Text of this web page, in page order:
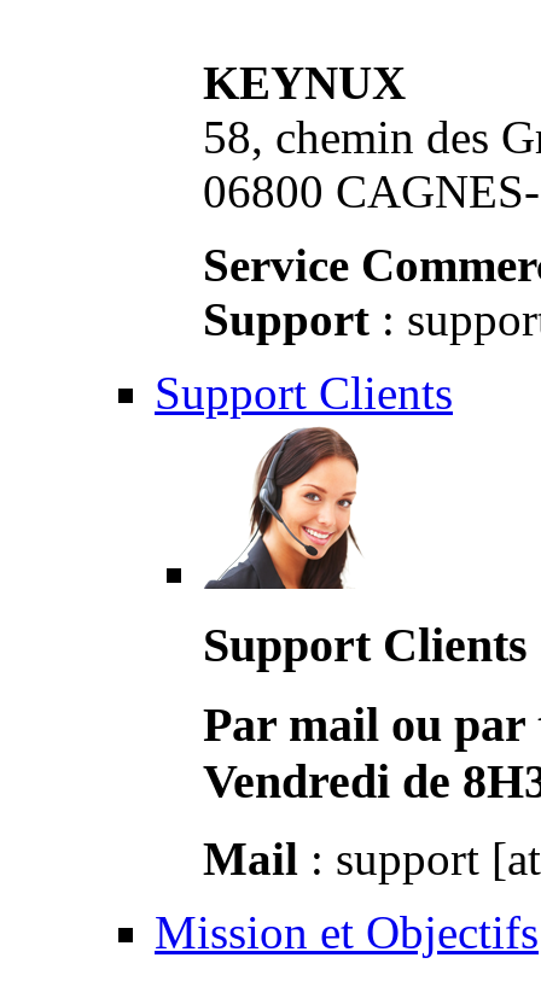
KEYNUX
58, chemin des
06800
Service
Support :
Support Clients
Support Clients
Par mail ou par
Vendredi de
Mail : support
Mission et Objectifs